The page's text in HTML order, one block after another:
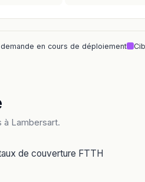
en cours de déploiement
à Lambersart.
de couverture FTTH